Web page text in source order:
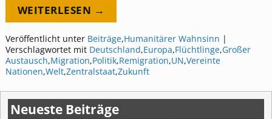
WEITERLESEN →
Veröffentlicht unter Beiträge,Humanitärer Wahnsinn |
Verschlagwortet mit Deutschland,Europa,Flüchtlinge,Großer
Austausch,Migration,Politik,Remigration,UN,Vereinte
Nationen,Welt,Zentralstaat,Zukunft
Neueste Beiträge